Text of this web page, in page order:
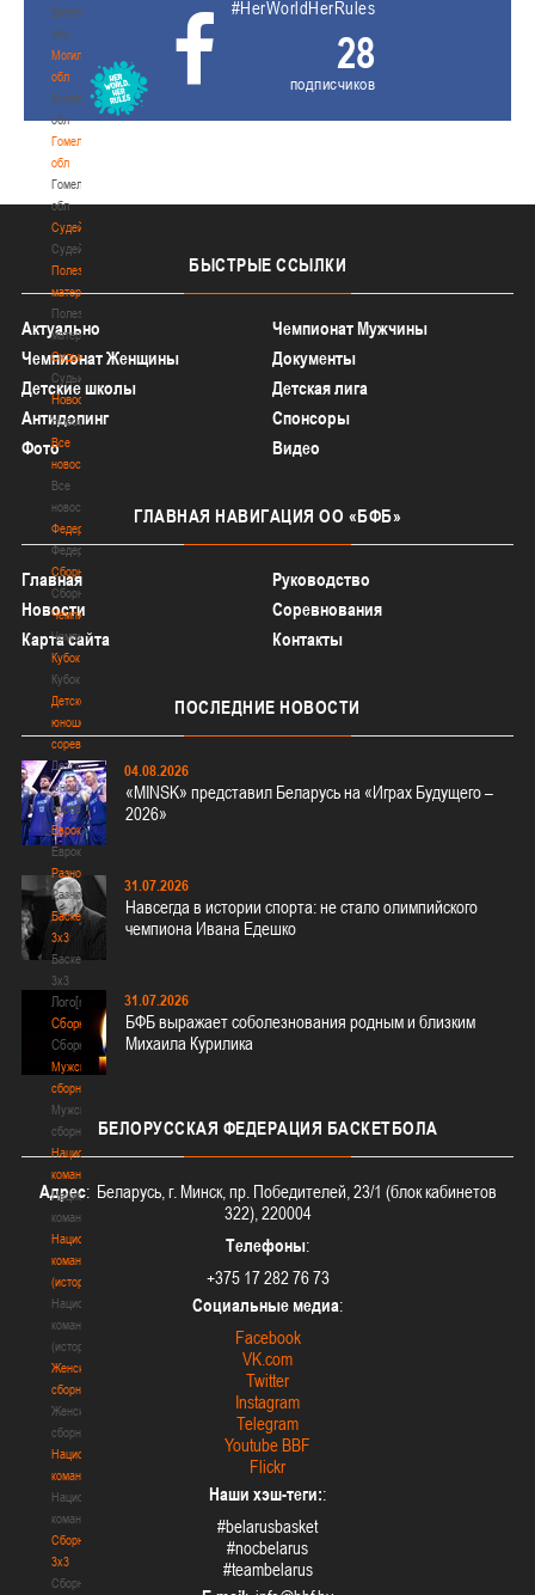
Витебская
обл
Могилевская
обл
Могилевская
обл
Гомельская
обл
Гомельская
обл
Судейство
Судейство
Полезные
материалы
Полезные
материалы
Судьи
Судьи
Новости
Новости
Все
новости
Все
новости
Федерация
Федерация
Сборные
Сборные
Чемпионат
Чемпионат
Кубок
Кубок
Детско-
юношеские
соревнования
Детско-
юношеские
соревнования
Еврокубки
Еврокубки
Разное
Разное
Баскетбол
3х3
Баскетбол
3х3
Лого[modid=121]
Сборные
Сборные
Мужские
сборные
Мужские
сборные
Национальная
команда
Национальная
команда
Национальная
команда
(история)
Национальная
команда
(история)
Женские
сборные
Женские
сборные
Национальная
команда
Национальная
команда
Сборные
3х3
Сборные
#HerWorldHerRules
28
подписчиков
БЫСТРЫЕ ССЫЛКИ
Актуально
Чемпионат Мужчины
Чемпионат Женщины
Документы
Детские школы
Детская лига
Антидопинг
Спонсоры
Фото
Видео
ГЛАВНАЯ НАВИГАЦИЯ ОО «БФБ»
Главная
Руководство
Новости
Соревнования
Карта сайта
Контакты
ПОСЛЕДНИЕ НОВОСТИ
04.08.2026
«MINSK» представил Беларусь на «Играх Будущего –
2026»
31.07.2026
Навсегда в истории спорта: не стало олимпийского
чемпиона Ивана Едешко
31.07.2026
БФБ выражает соболезнования родным и близким
Михаила Курилика
БЕЛОРУССКАЯ ФЕДЕРАЦИЯ БАСКЕТБОЛА
Адрес: Беларусь, г. Минск, пр. Победителей, 23/1 (блок кабинетов
322), 220004
Телефоны:
+375 17 282 76 73
Социальные медиа:
Facebook
VK.com
Twitter
Instagram
Telegram
Youtube BBF
Flickr
Наши хэш-теги::
#belarusbasket
#nocbelarus
#teambelarus